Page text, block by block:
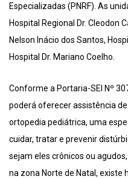
Especializadas (PNRF). As
Hospital Regional Dr. Cleodon
Nelson Inácio dos Santos,
Hospital Dr. Mariano Coelho.
Conforme a Portaria-SEI Nº
poderá oferecer assistência
ortopedia pediátrica, uma
cuidar, tratar e prevenir
sejam eles crônicos ou
na zona Norte de Natal, existe